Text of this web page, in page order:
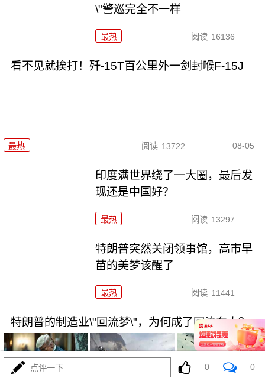
\"警巡完全不一样
最热 阅读 16136
看不见就挨打！歼-15T百公里外一剑封喉F-15J
最热 阅读 13722 08-05
印度满世界绕了一大圈，最后发
现还是中国好？
最热 阅读 13297
特朗普突然关闭领事馆，高市早
苗的美梦该醒了
最热 阅读 11441
特朗普的制造业\"回流梦\"，为何成了回流东大？
点评一下 0 0